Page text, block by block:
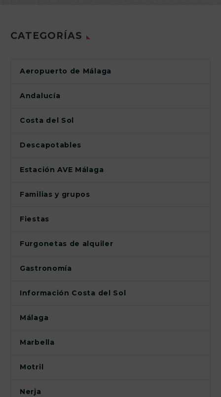
CATEGORÍAS
Aeropuerto de Málaga
Andalucía
Costa del Sol
Descapotables
Estación AVE Málaga
Familias y grupos
Fiestas
Furgonetas de alquiler
Gastronomía
Información Costa del Sol
Málaga
Marbella
Motril
Nerja